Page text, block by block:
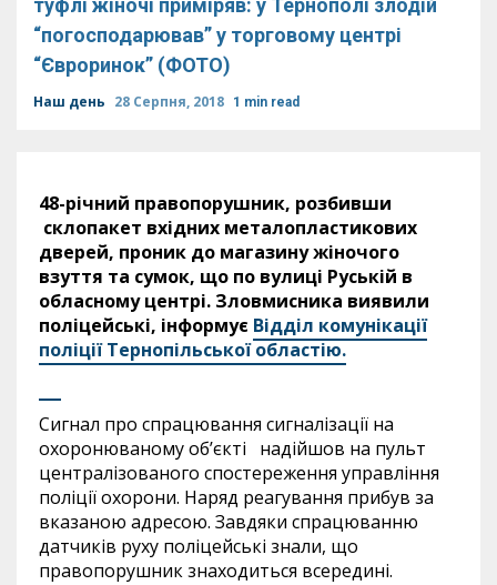
туфлі жіночі приміряв: у Тернополі злодій
“погосподарював” у торговому центрі
“Євроринок” (ФОТО)
Наш день 28 Серпня, 2018 1 min read
48-річний правопорушник, розбивши
склопакет вхідних металопластикових
дверей, проник до магазину жіночого
взуття та сумок, що по вулиці Руській в
обласному центрі. Зловмисника виявили
поліцейські, інформує Відділ комунікації
поліції Тернопільської областію.
Сигнал про спрацювання сигналізації на
охоронюваному об’єкті надійшов на пульт
централізованого спостереження управління
поліції охорони. Наряд реагування прибув за
вказаною адресою. Завдяки спрацюванню
датчиків руху поліцейські знали, що
правопорушник знаходиться всередині.